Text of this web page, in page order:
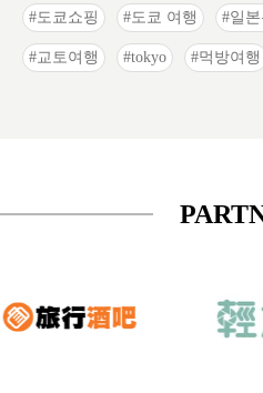
도쿄쇼핑 도쿄 여행 일
교토여행 tokyo 먹방여행